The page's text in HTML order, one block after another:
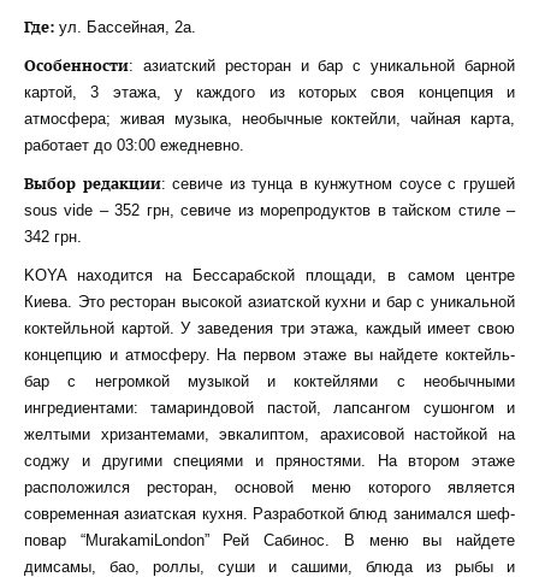
Где: ул. Бассейная, 2а.
Особенности: азиатский ресторан и бар с уникальной барной
картой, 3 этажа, у каждого из которых своя концепция и
атмосфера; живая музыка, необычные коктейли, чайная карта,
работает до 03:00 ежедневно.
Выбор редакции: севиче из тунца в кунжутном соусе с грушей
sous vide – 352 грн, севиче из морепродуктов в тайском стиле –
342 грн.
KOYA находится на Бессарабской площади, в самом центре
Киева. Это ресторан высокой азиатской кухни и бар с уникальной
коктейльной картой. У заведения три этажа, каждый имеет свою
концепцию и атмосферу. На первом этаже вы найдете коктейль-
бар с негромкой музыкой и коктейлями с необычными
ингредиентами: тамариндовой пастой, лапсангом сушонгом и
желтыми хризантемами, эвкалиптом, арахисовой настойкой на
соджу и другими специями и пряностями. На втором этаже
расположился ресторан, основой меню которого является
современная азиатская кухня. Разработкой блюд занимался шеф-
повар “MurakamiLondon” Рей Сабинос. В меню вы найдете
димсамы, бао, роллы, суши и сашими, блюда из рыбы и